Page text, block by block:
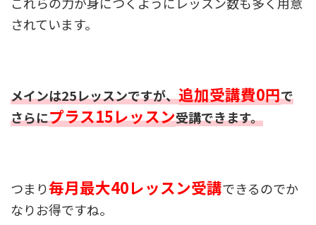
されています。
メインは25レッスンですが、追加受講費0円で
さらにプラス15レッスン受講できます。
つまり毎月最大40レッスン受講できるのでか
なりお得ですね。